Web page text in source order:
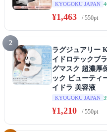
KYOGOKU JAPAN
¥1,463 / 550pt
2
ラグジュアリー
イドロテックブ
グマスク 超濃厚
ック ビューティ
イドラ 美容液
KYOGOKU JAPAN
¥1,210 / 550pt